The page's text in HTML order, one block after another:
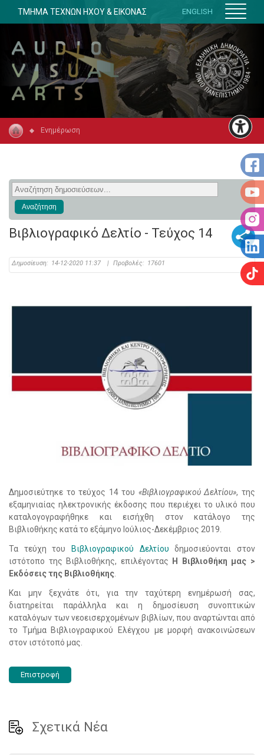
ΤΜΗΜΑ ΤΕΧΝΩΝ ΗΧΟΥ & ΕΙΚΟΝΑΣ ENGLISH
Ενημέρωση
Βιβλιογραφικό Δελτίο - Τεύχος 14
Δημοσίευση: 14-12-2020 11:37 | Προβολές: 17601
Δημοσιεύτηκε το τεύχος 14 του «Βιβλιογραφικού Δελτίου», της
εξαμηνιαίας ηλεκτρονικής έκδοσης που περιέχει το υλικό που
καταλογογραφήθηκε και εισήχθη στον κατάλογο της
Βιβλιοθήκης κατά το εξάμηνο Ιούλιος-Δεκέμβριος 2019.
Τα τεύχη του Βιβλιογραφικού Δελτίου δημοσιεύονται στον
ιστότοπο της Βιβλιοθήκης, επιλέγοντας
Η Βιβλιοθήκη μας >
Εκδόσεις της Βιβλιοθήκης
Και μην ξεχνάτε ότι, για την ταχύτερη ενημέρωσή σας,
διατηρείται παράλληλα και η δημοσίευση συνοπτικών
καταλόγων των νεοεισερχομένων βιβλίων, που αναρτώνται από
το Τμήμα Βιβλιογραφικού Ελέγχου με μορφή ανακοινώσεων
στον ιστότοπό μας.
Επιστροφή
Σχετικά Νέα